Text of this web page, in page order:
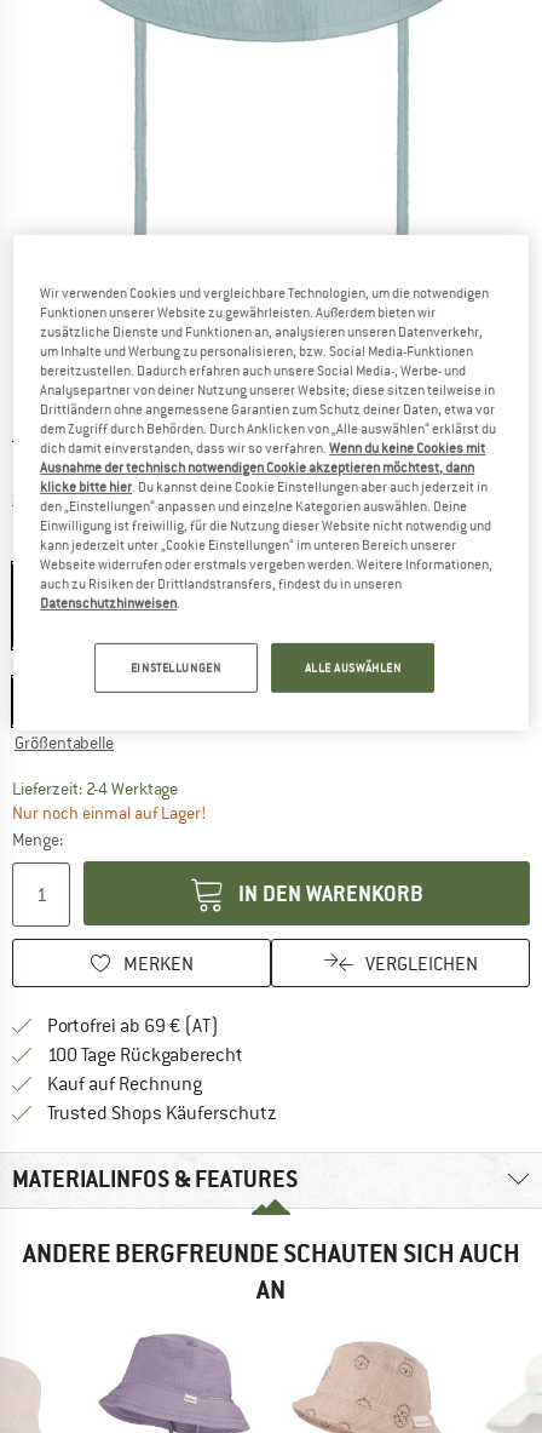
Detailansichten
Ursprünglicher Preis :
29,95€
Preis:
11,98€ inkl. MwSt.
zzgl. VersandkostenInformationen zu den Versandkosten. Öffnet sich in
Farbe:Blue
Größentabelle
Lieferzeit: 2-4 WerktageDer Link öffnet sich in einer Infobox und
Nur noch einmal auf Lager!
Menge:
IN DEN WARENKORB
MERKEN VERGLEICHEN
Portofrei ab 69 € (AT)
100 Tage Rückgaberecht
Kauf auf RechnungFinde die Zahlungs-Infos hier! Öffnet
Trusted Shops Käuferschutz
MATERIALINFOS & FEATURES
ANDERE BERGFREUNDE SCHAUTEN SICH AUCH
AN
Wir verwenden Cookies und vergleichbare Technologien, um die notwendigen
Funktionen unserer Website zu gewährleisten. Außerdem bieten wir
zusätzliche Dienste und Funktionen an, analysieren unseren Datenverkehr,
um Inhalte und Werbung zu personalisieren, bzw. Social Media-Funktionen
bereitzustellen. Dadurch erfahren auch unsere Social Media-, Werbe- und
Analysepartner von deiner Nutzung unserer Website; diese sitzen teilweise in
Drittländern ohne angemessene Garantien zum Schutz deiner Daten, etwa vor
dem Zugriff durch Behörden. Durch Anklicken von „Alle auswählen“ erklärst du
dich damit einverstanden, dass wir so verfahren.Wenn du keine Cookies mit
Ausnahme der technisch notwendigen Cookie akzeptieren möchtest, dann
klicke bitte hier. Du kannst deine Cookie Einstellungen aber auch jederzeit in
den „Einstellungen“ anpassen und einzelne Kategorien auswählen. Deine
Einwilligung ist freiwillig, für die Nutzung dieser Website nicht notwendig und
kann jederzeit unter „Cookie Einstellungen“ im unteren Bereich unserer
Webseite widerrufen oder erstmals vergeben werden. Weitere Informationen,
auch zu Risiken der Drittlandstransfers, findest du in unseren
Datenschutzhinweisen.
EINSTELLUNGEN ALLE AUSWÄHLEN